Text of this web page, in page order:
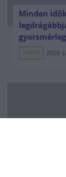
Minden
gyorsmérleg
HÍREK 2026.